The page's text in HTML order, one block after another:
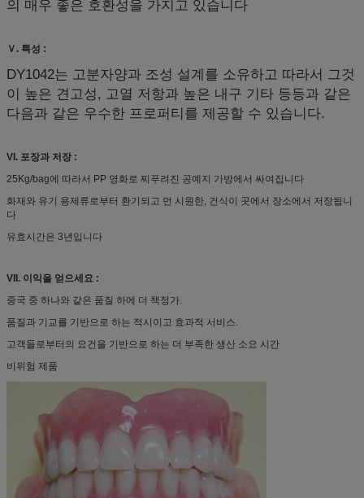
의 매우 좋은 호환성을 가지고 있습니다
Ｖ. 특성 :
DY1042는 고분자양과 조성 설계를 소유하고 따라서 그것
이 높은 견고성, 고열 저항과 높은 내구 기타 등등과 같은
다음과 같은 우수한 프로퍼티를 제공할 수 있습니다.
VI. 포장과 저장 :
25Kg/bag에 따라서 PP 영화로 찌푸려진 공예지 가방에서 싸여집니다
화재와 유기 용제류로부터 환기되고 먼 시원한, 건식이 곳에서 장소에서 저장됩니
다
유효시간은 3년입니다
VII. 이익을 얻으세요 :
중국 중 하나와 같은 품질 하에 더 책정가.
품질과 기교를 기반으로 하는 적시이고 효과적 서비스.
고객들로부터의 요건을 기반으로 하는 더 부족한 생산 소요 시간
비위험 제품